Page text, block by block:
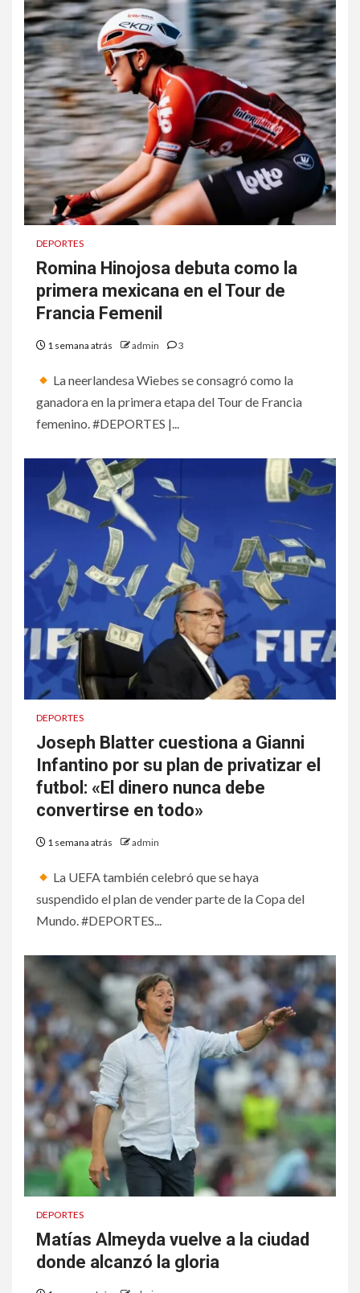
DEPORTES
Romina Hinojosa debuta como la
primera mexicana en el Tour de
Francia Femenil
1 semana atrás admin 3
La neerlandesa Wiebes se consagró como la
ganadora en la primera etapa del Tour de Francia
femenino. #DEPORTES |...
DEPORTES
Joseph Blatter cuestiona a Gianni
Infantino por su plan de privatizar el
futbol: «El dinero nunca debe
convertirse en todo»
1 semana atrás admin
La UEFA también celebró que se haya
suspendido el plan de vender parte de la Copa del
Mundo. #DEPORTES...
DEPORTES
Matías Almeyda vuelve a la ciudad
donde alcanzó la gloria